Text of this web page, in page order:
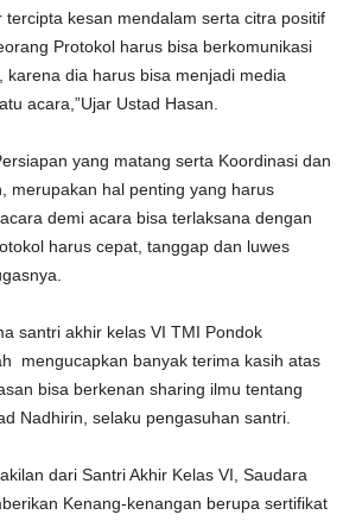
kesan mendalam serta citra positif
Protokol harus bisa berkomunikasi
karena dia harus bisa menjadi media
acara,”Ujar Ustad Hasan.
yang matang serta Koordinasi dan
merupakan hal penting yang harus
demi acara bisa terlaksana dengan
harus cepat, tanggap dan luwes
santri akhir kelas VI TMI Pondok
mengucapkan banyak terima kasih atas
bisa berkenan sharing ilmu tentang
Nadhirin, selaku pengasuhan santri.
dari Santri Akhir Kelas VI, Saudara
Kenang-kenangan berupa sertifikat